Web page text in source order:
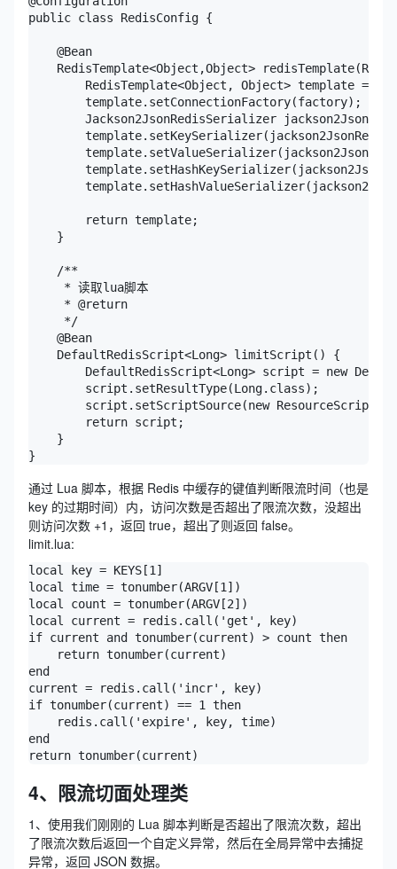
public class RedisConfig {
    @Bean
RedisTemplate<Object,Object>
RedisTemplate<Object, Object> template =
        template.setConnectionFactory(factory);
Jackson2JsonRedisSerializer
        return template;
    }
    /**
     * 读取lua脚本
     * @return
     */
    @Bean
    DefaultRedisScript<Long> limitScript() {
DefaultRedisScript<Long> script = new
        script.setResultType(Long.class);
script.setScriptSource(new
        return script;
    }
}
通过 Lua 脚本，根据 Redis 中缓存的键值判断限流时间（也是
key 的过期时间）内，访问次数是否超出了限流次数，没超出
则访问次数 +1，返回 true，超出了则返回 false。
limit.lua:
local key = KEYS[1]
local time = tonumber(ARGV[1])
local count = tonumber(ARGV[2])
local current = redis.call('get', key)
if current and tonumber(current) > count then
    return tonumber(current)
end
current = redis.call('incr', key)
if tonumber(current) == 1 then
    redis.call('expire', key, time)
end
return tonumber(current)
4、限流切面处理类
1、使用我们刚刚的 Lua 脚本判断是否超出了限流次数，超出
了限流次数后返回一个自定义异常，然后在全局异常中去捕捉
异常，返回 JSON 数据。